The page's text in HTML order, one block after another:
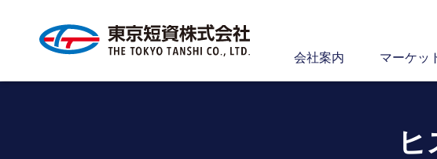
会社案内 マーケッ